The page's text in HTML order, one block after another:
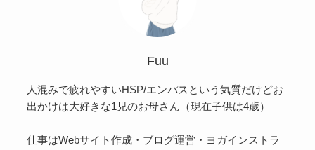
Fuu
人混みで疲れやすいHSP/エンパスという気質だけどお
出かけは大好きな1児のお母さん（現在子供は4歳）
仕事はWebサイト作成・ブログ運営・ヨガインストラ